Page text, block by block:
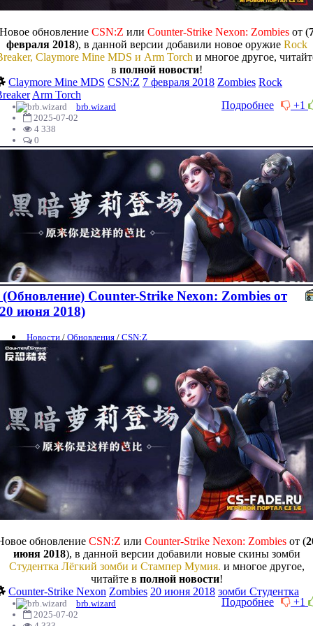
обновление CSN:Z или Counter-Strike Nexon: Zombiesот (
февраля 2018), в данной версии добавили новое оружие Rock
Claymore Mine MDS и Arm Torch и многое другое,
в полной новости!
Claymore Mine MDS CSN:Z 7 февраля 2018 Zombies Rock
Arm Torch
+1
Подробнее
brb.wizard
2025-07-02
4 338
0
(Обновление) Counter-Strike Nexon: Zombies от
июня 2018)
Новости / Обновления / CSN:Z
обновление CSN:Z или Counter-Strike Nexon: Zombiesот (
июня 2018), в данной версии добавили новые скины зомби
Студентка Лёгкий зомби и Стампер Мумия. и многое другое,
читайте в полной новости!
Counter-Strike Nexon Zombies 20 июня 2018 зомби Студентка
+1
Подробнее
brb.wizard
2025-07-02